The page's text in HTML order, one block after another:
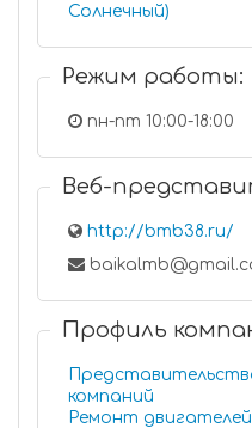
Солнечный)
Режим работы:
пн-пт 10:00-18:00
Веб-
http://bmb38.ru/
Профиль
компаний
Ремонт двигателей